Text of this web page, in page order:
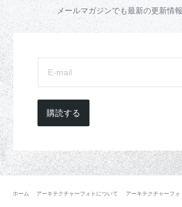
メールマガジンでも最新の更新情
購読する
ホーム アーキテクチャーフォトについて アーキテクチャーフォ